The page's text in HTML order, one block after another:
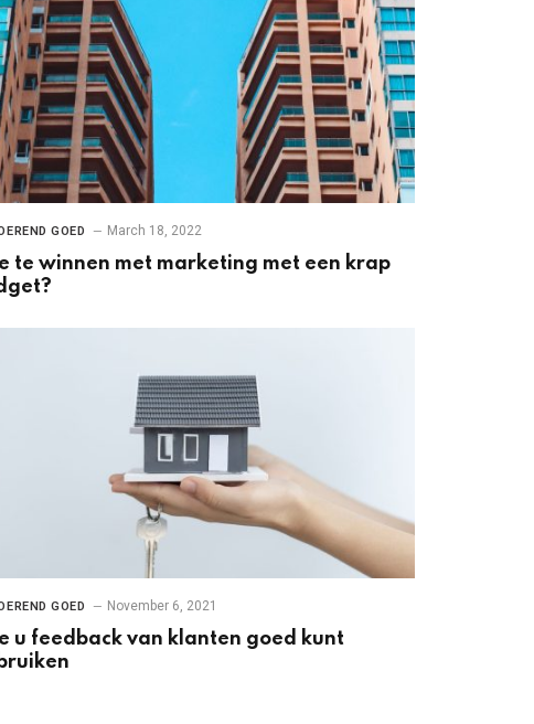
GOED March 18, 2022
te winnen met marketing met een krap
GOED November 6, 2021
u feedback van klanten goed kunt